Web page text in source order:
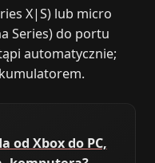
X|S) lub micro
Series) do portu
automatycznie;
od Xbox do PC,